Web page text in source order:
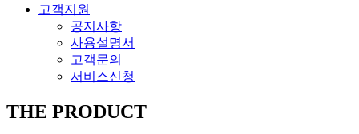
고객지원
공지사항
사용설명서
고객문의
서비스신청
THE PRODUCT